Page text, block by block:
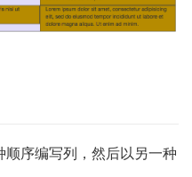
序编写列，然后以另一种